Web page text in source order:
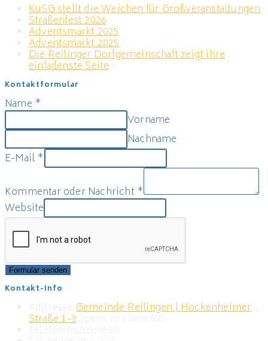
KuSG stellt die Weichen für Großveranstaltungen
Straßenfest 2026
Adventsmarkt 2025
Adventsmarkt 2025
Die Reilinger Dorfgemeinschaft zeigt ihre
einladenste Seite
Kontaktformular
Name *
Vorname
Nachname
E-Mail *
Kommentar oder Nachricht *
Website
Formular senden
Kontakt-Info
Addresse:Gemeinde Reilingen | Hockenheimer
Straße 1-3